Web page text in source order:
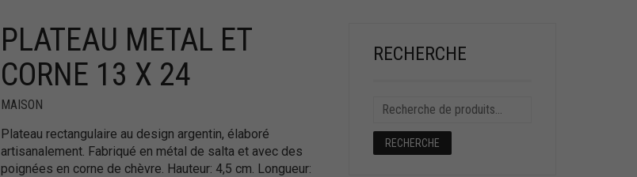
PLATEAU METAL ET
CORNE 13 X 24
MAISON
Plateau rectangulaire au design argentin, élaboré
artisanalement. Fabriqué en métal de salta et avec des
poignées en corne de chèvre. Hauteur: 4,5 cm. Longueur:
RECHERCHE
RECHERCHE